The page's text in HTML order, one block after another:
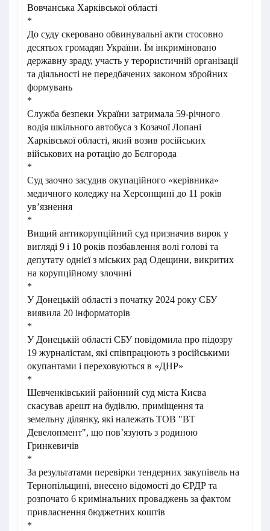
Вовчанська Харківської області
*
До суду скеровано обвинувальні акти стосовно
десятьох громадян України. Їм інкриміновано
державну зраду, участь у терористичній організації
та діяльності не передбачених законом збройних
формувань
*
Служба безпеки України затримала 59-річного
водія шкільного автобуса з Козачої Лопані
Харківської області, який возив російських
військових на ротацію до Бєлгорода
*
Суд заочно засудив окупаційного «керівника»
медичного коледжу на Херсонщині до 11 років
ув’язнення
*
Вищий антикорупційний суд призначив вирок у
вигляді 9 і 10 років позбавлення волі голові та
депутату однієї з міських рад Одещини, викритих
на корупційному злочині
*
У Донецькій області з початку 2024 року СБУ
виявила 20 інформаторів
*
У Донецькій області СБУ повідомила про підозру
19 журналістам, які співпрацюють з російськими
окупантами і переховуються в «ДНР»
*
Шевченківський районний суд міста Києва
скасував арешт на будівлю, приміщення та
земельну ділянку, які належать ТОВ "ВТ
Девелопмент", що пов’язують з родиною
Гринкевичів
*
За результатами перевірки тендерних закупівель на
Тернопільщині, внесено відомості до ЄРДР та
розпочато 6 кримінальних проваджень за фактом
привласнення бюджетних коштів
*